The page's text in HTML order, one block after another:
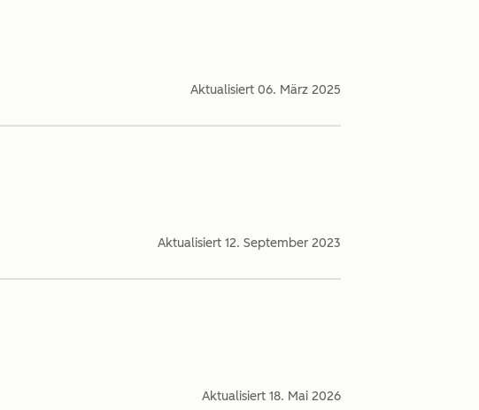
Aktualisiert 06. März 2025
Aktualisiert 12. September 2023
Aktualisiert 18. Mai 2026